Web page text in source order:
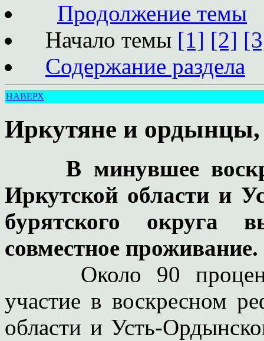
Продолжение темы
Начало темы [1] [2]
Содержание раздела
НАВЕРХ
Иркутяне и ордынцы,
В минувшее
Иркутской области и
бурятского округа
совместное проживание.
Около 90
участие в воскресном
области и Усть-